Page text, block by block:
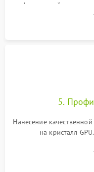
инфракрасной станции
чипа и дефектной
5.
Нанесение
на кристалл
термопрокладок
питания. Монтаж